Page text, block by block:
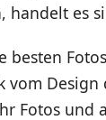
handelt es
besten
vom
Fotos und